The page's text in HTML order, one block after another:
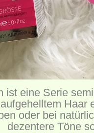
ist eine Serie
Haar
oder bei
dezentere Töne